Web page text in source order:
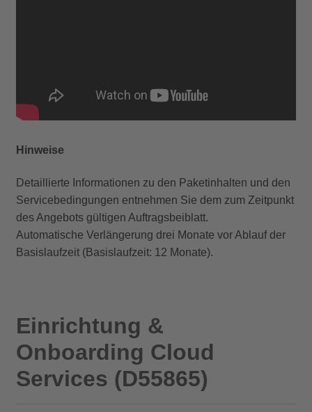
Hinweise
Detaillierte Informationen zu den Paketinhalten und den
Servicebedingungen entnehmen Sie dem zum Zeitpunkt
des Angebots gültigen Auftragsbeiblatt.
Automatische Verlängerung drei Monate vor Ablauf der
Basislaufzeit (Basislaufzeit: 12 Monate).
Einrichtung &
Onboarding Cloud
Services (D55865)